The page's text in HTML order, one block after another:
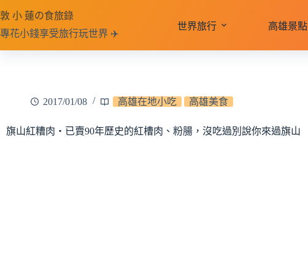
至
主
要
敦 小 蓮の食旅錄
專花小錢享受旅行玩世界 ✈️
世界旅行 高雄景點
2017/01/08 高雄在地小吃 高雄美食
旗山紅糟肉‧已賣90年歷史的紅槽肉、粉腸，沒吃過別說你來過旗山